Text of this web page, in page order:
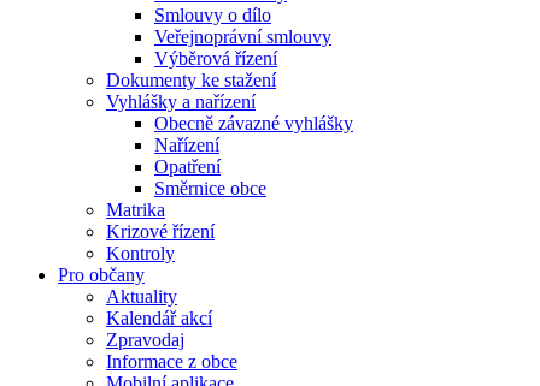
Smlouvy o dílo
Veřejnoprávní smlouvy
Výběrová řízení
Dokumenty ke stažení
Vyhlášky a nařízení
Obecně závazné vyhlášky
Nařízení
Opatření
Směrnice obce
Matrika
Krizové řízení
Kontroly
Pro občany
Aktuality
Kalendář akcí
Zpravodaj
Informace z obce